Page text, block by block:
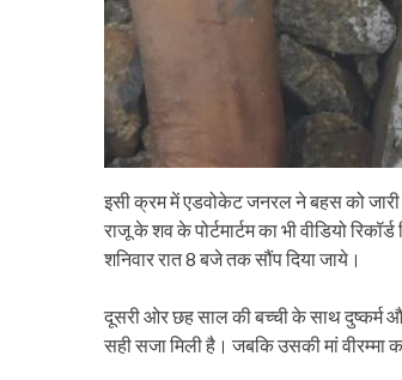
इसी क्रम में एडवोकेट जनरल ने बहस को जारी
राजू के शव के पोर्टमार्टम का भी वीडियो
शनिवार रात 8 बजे तक सौंप दिया जाये।
दूसरी ओर छह साल की बच्ची के साथ दुष्कर्म
सही सजा मिली है। जबकि उसकी मां